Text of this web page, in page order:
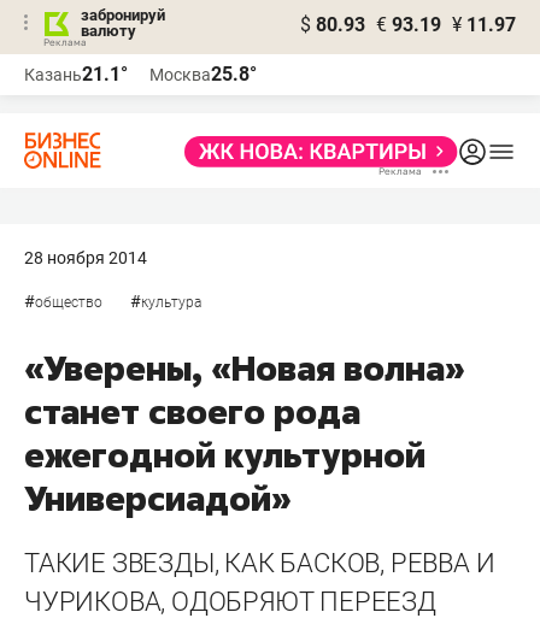
забронируй
валюту
$ 80.93 € 93.19 ¥ 11.97
Казань21.1° Москва25.8°
28 ноября 2014
#общество #культура
«Уверены, «Новая волна»
станет своего рода
ежегодной культурной
Универсиадой»
ТАКИЕ ЗВЕЗДЫ, КАК БАСКОВ, РЕВВА И
ЧУРИКОВА, ОДОБРЯЮТ ПЕРЕЕЗД